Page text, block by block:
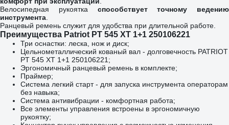
Велосипедная рукоятка способствует точному ведению
инструмента
Ранцевый ремень служит для удобства при длительной работе.
Преимущества Patriot PT 545 XT 1+1 250106221
Три оснастки: леска, нож и диск;
Цельнометаллический кованый вал - долговечность PATRIOT
PT 545 XT 1+1 250106221;
Эргономичный ранцевый ремень в комплекте;
Праймер;
Система легкий старт - для запуска инструмента операторам
без навыка;
Система антивибрации - комфортная работа;
Все элементы управления встроены в эргономичную
рукоятку;